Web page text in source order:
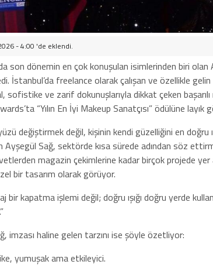
- 4:00 'de eklendi.
son dönemin en çok konuşulan isimlerinden biri olan
İstanbul’da freelance olarak çalışan ve özellikle gelin
sofistike ve zarif dokunuşlarıyla dikkat çeken
“Yılın En İyi Makeup Sanatçısı” ödülüne layık
değiştirmek değil, kişinin kendi güzelliğini en doğru
Ayşegül Sağ, sektörde kısa sürede adından söz
magazin çekimlerine kadar birçok projede yer
bir tasarım olarak görüyor.
bir kapatma işlemi değil; doğru ışığı doğru yerde
imzası haline gelen tarzını ise şöyle özetliyor:
yumuşak ama etkileyici.